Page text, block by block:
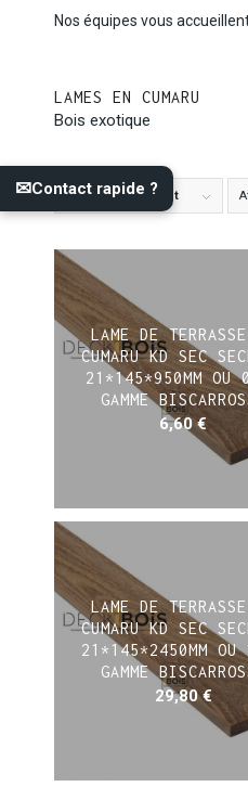
Nos équipes vous
LAMES EN CUMARU
Bois exotique
Trier parPar défaut
LAME DE
CUMARU KD SEC
21*145*950MM OU
GAMME
6,60€
LAME DE
CUMARU KD SEC
21*145*2450MM OU
GAMME
29,80€
✉Contact rapide ?